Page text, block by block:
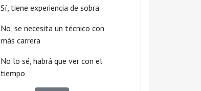
Sí, tiene experiencia de sobra
No, se necesita un técnico con
más carrera
No lo sé, habrá que ver con el
tiempo